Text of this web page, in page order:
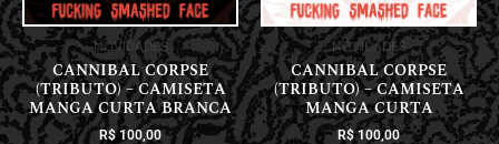
NOVIDADES
CANNIBAL CORPSE
(TRIBUTO) – CAMISETA
MANGA CURTA BRANCA
R$100,00
NOVIDADES
CANNIBAL CORPSE
(TRIBUTO) – CAMISETA
MANGA CURTA
R$100,00